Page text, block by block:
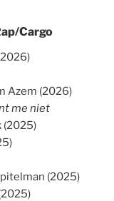
Cargo
Azem (2026)
me niet
(2025)
(2025)